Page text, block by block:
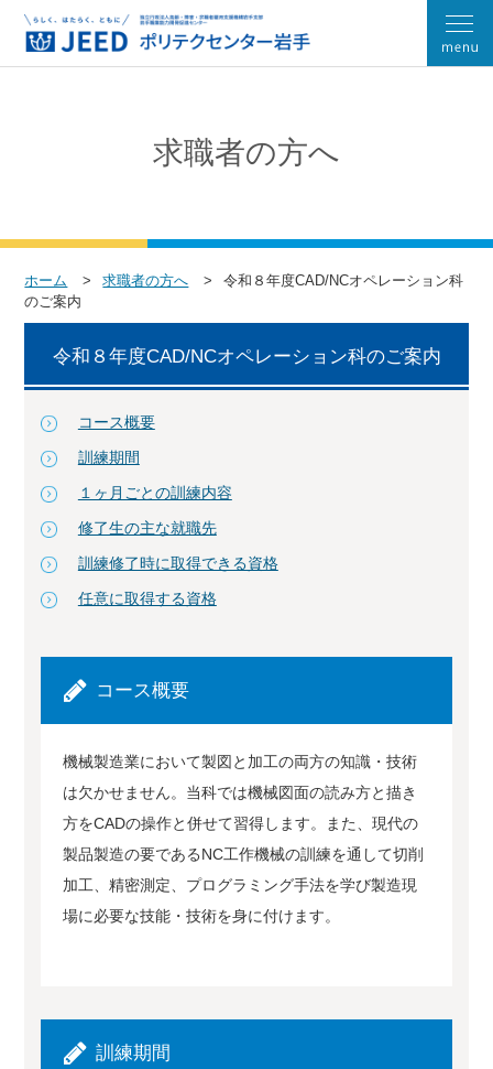
求職者の方へ
ホーム 求職者の方へ
令和８年度CAD/NCオペレーション科
のご案内
令和８年度CAD/NCオペレーション科のご案内
コース概要
訓練期間
１ヶ月ごとの訓練内容
修了生の主な就職先
訓練修了時に取得できる資格
任意に取得する資格
コース概要
機械製造業において製図と加工の両方の知識・技術
は欠かせません。当科では機械図面の読み方と描き
方をCADの操作と併せて習得します。また、現代の
製品製造の要であるNC工作機械の訓練を通して切削
加工、精密測定、プログラミング手法を学び製造現
場に必要な技能・技術を身に付けます。
訓練期間